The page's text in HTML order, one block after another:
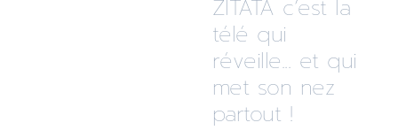
ZITATA c’est la
télé qui
réveille... et qui
met son nez
partout !